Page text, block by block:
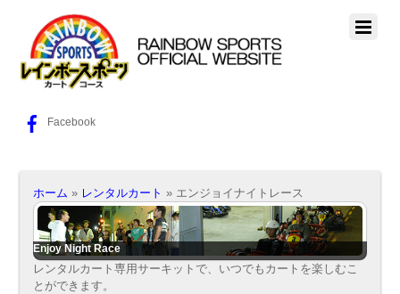
Facebook
ホーム » レンタルカート » エンジョイナイトレース
Enjoy Night Race
レンタルカート専用サーキットで、いつでもカートを楽しむこ
とができます。